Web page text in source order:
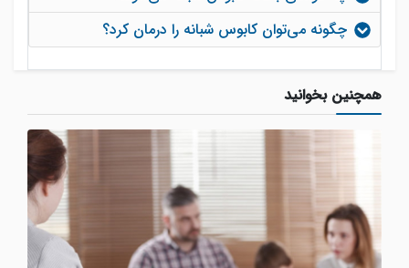
چگونه می‌توان کابوس شبانه را درمان کرد؟
همچنین بخوانید